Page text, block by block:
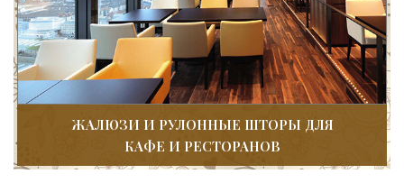
ЖАЛЮЗИ И РУЛОННЫЕ ШТОРЫ ДЛЯ
КАФЕ И РЕСТОРАНОВ